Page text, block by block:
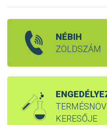
NÉBIH
ZÖLDSZÁM
KERESŐJE